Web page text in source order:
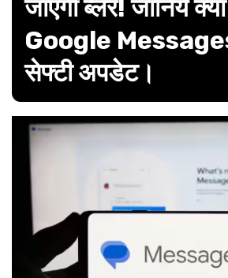
जाएंगी ब्लर! जानिये
Google
सेफ्टी अपडेट।